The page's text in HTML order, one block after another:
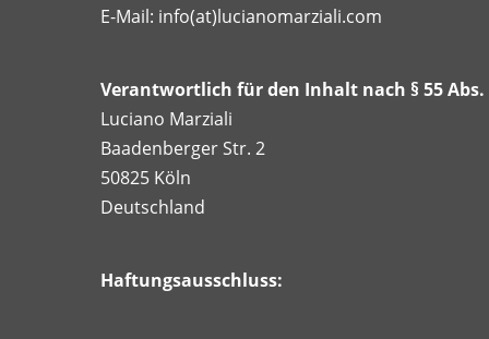
E-Mail: info(at)lucianomarziali.com
Verantwortlich für den Inhalt nach § 55 Abs.
Luciano Marziali
Baadenberger Str. 2
50825 Köln
Deutschland
Haftungsausschluss: